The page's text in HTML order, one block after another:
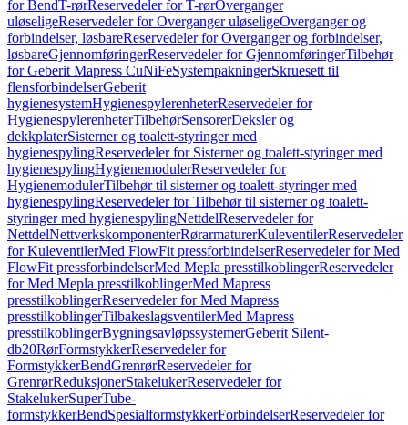
for BendT-rørReservedeler for T-rørOverganger
uløseligeReservedeler for Overganger uløseligeOverganger og
forbindelser, løsbareReservedeler for Overganger og forbindelser,
løsbareGjennomføringerReservedeler for GjennomføringerTilbehør
for Geberit Mapress CuNiFeSystempakningerSkruesett til
flensforbindelserGeberit
hygienesystemHygienespylerenheterReservedeler for
HygienespylerenheterTilbehørSensorerDeksler og
dekkplaterSisterner og toalett-styringer med
hygienespylingReservedeler for Sisterner og toalett-styringer med
hygienespylingHygienemodulerReservedeler for
HygienemodulerTilbehør til sisterner og toalett-styringer med
hygienespylingReservedeler for Tilbehør til sisterner og toalett-
styringer med hygienespylingNettdelReservedeler for
NettdelNettverkskomponenterRørarmaturerKuleventilerReservedeler
for KuleventilerMed FlowFit pressforbindelserReservedeler for Med
FlowFit pressforbindelserMed Mepla presstilkoblingerReservedeler
for Med Mepla presstilkoblingerMed Mapress
presstilkoblingerReservedeler for Med Mapress
presstilkoblingerTilbakeslagsventilerMed Mapress
presstilkoblingerBygningsavløpssystemerGeberit Silent-
db20RørFormstykkerReservedeler for
FormstykkerBendGrenrørReservedeler for
GrenrørReduksjonerStakelukerReservedeler for
StakelukerSuperTube-
formstykkerBendSpesialformstykkerForbindelserReservedeler for